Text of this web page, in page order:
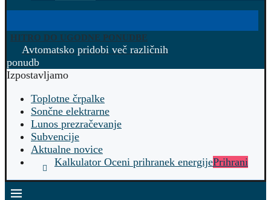
HITRO DO UGODNE PONUDBE
Avtomatsko pridobi več različnih
ponudb
Izpostavljamo
Toplotne črpalke
Sončne elektrarne
Lunos prezračevanje
Subvencije
Aktualne novice
Kalkulator Oceni prihranek energijePrihrani